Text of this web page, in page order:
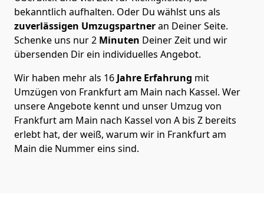
bekanntlich aufhalten. Oder Du wählst uns als
zuverlässigen Umzugspartneran Deiner Seite.
Schenke uns nur2 Minuten Deiner Zeit und wir
übersenden Dir ein individuelles Angebot.
Wir haben mehr als 16 Jahre Erfahrung mit
Umzügen von Frankfurt am Main nach Kassel. Wer
unsere Angebote kennt und unser Umzug von
Frankfurt am Main nach Kassel von A bis Z bereits
erlebt hat, der weiß, warum wir in Frankfurt am
Main die Nummer eins sind.